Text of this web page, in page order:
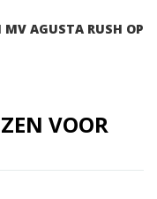
AGUSTA RUSH OP
VOOR